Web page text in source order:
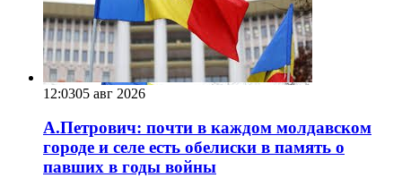
12:0305 авг 2026
А.Петрович: почти в каждом молдавском
городе и селе есть обелиски в память о
павших в годы войны